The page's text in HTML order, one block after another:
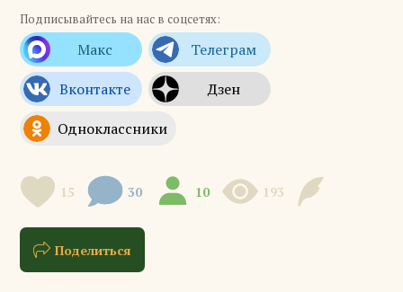
Подписывайтесь на нас в соцсетях:
15 30 10 193
Поделиться